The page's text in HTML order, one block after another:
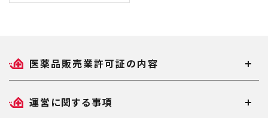
医薬品販売業許可証の内容
運営に関する事項